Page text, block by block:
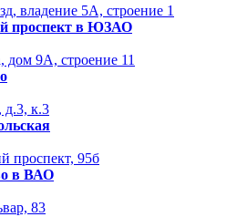
владение 5А, строение 1
проспект в ЮЗАО
9A, строение 11
к.3
проспект, 95б
в ВАО
83